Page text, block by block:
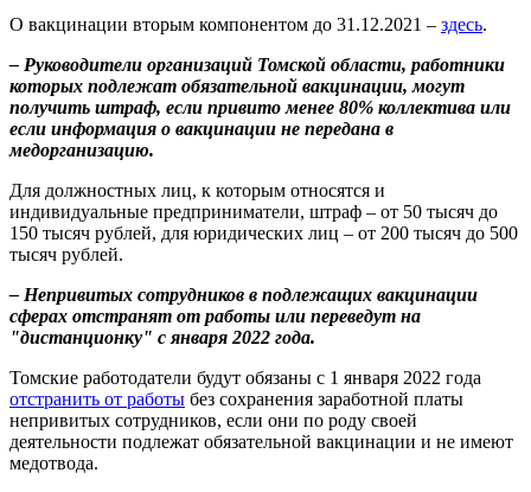
О вакцинации вторым компонентом до 31.12.2021 – здесь.
– Руководители организаций Томской области, работники
которых подлежат обязательной вакцинации, могут
получить штраф, если привито менее 80% коллектива или
если информация о вакцинации не передана в
медорганизацию.
Для должностных лиц, к которым относятся и
индивидуальные предприниматели, штраф – от 50 тысяч до
150 тысяч рублей, для юридических лиц – от 200 тысяч до 500
тысяч рублей.
– Непривитых сотрудников в подлежащих вакцинации
сферах отстранят от работы или переведут на
"дистанционку" с января 2022 года.
Томские работодатели будут обязаны с 1 января 2022 года
отстранить от работы без сохранения заработной платы
непривитых сотрудников, если они по роду своей
деятельности подлежат обязательной вакцинации и не имеют
медотвода.